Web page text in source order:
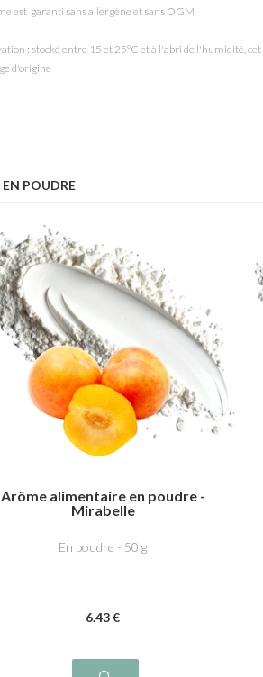
est garanti sans allergène et sans OGM
: stocké entre 15 et 25°C et à l'abri de l'humidité,
d'origine
POUDRE
Arôme alimentaire en poudre -
Mirabelle
En poudre - 50 g
6.43€